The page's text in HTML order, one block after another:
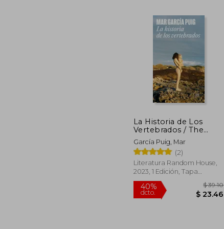
La Historia de Los
Vertebrados / The
History of Vertebrates
García Puig, Mar
(2)
Literatura Random House,
2023, 1 Edición, Tapa
Blanda, Nuevo